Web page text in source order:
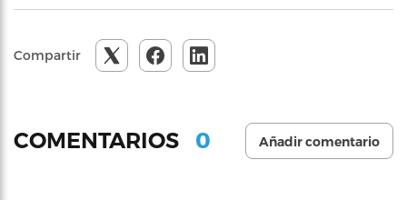
Compartir
COMENTARIOS 0 Añadir comentario